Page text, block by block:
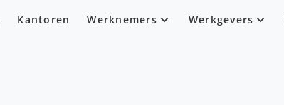
Kantoren Werknemers Werkgevers